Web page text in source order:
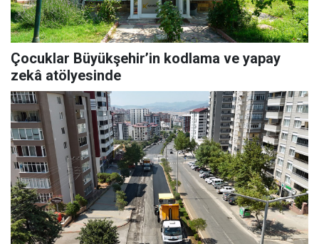
Çocuklar Büyükşehir’in kodlama ve yapay
zekâ atölyesinde